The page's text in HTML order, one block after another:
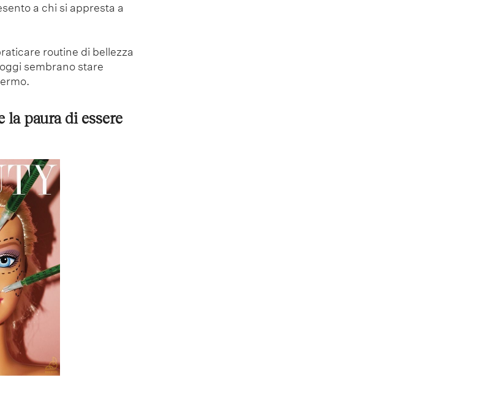
a chi si appresta a
routine di bellezza
sembrano stare
la paura di essere